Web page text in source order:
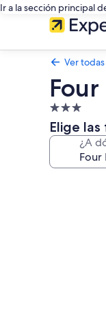
Ir a la sección principal
Ver
Propiedad
de
3.0
estrellas
Elige
¿A